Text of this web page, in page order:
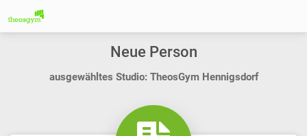
Neue Person
ausgewähltes Studio: TheosGym Hennigsdorf